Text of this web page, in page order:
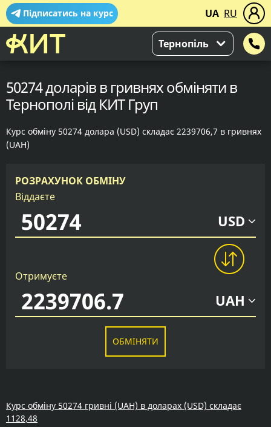
Підписатись на курс UA RU
Тернопіль
50274 доларів в гривнях обміняти в
Тернополі від КИТ Груп
Курс обміну 50274 долара (USD) складає 2239706,7 в гривнях
(UAH)
РОЗРАХУНОК ОБМІНУ
Віддаєте
USD
Отримуєте
UAH
ОБМІНЯТИ
Курс обміну 50274 гривні (UAH) в доларах (USD) складає
1128,48